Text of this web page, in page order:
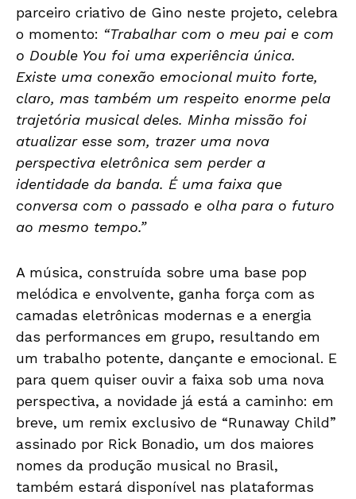
parceiro criativo de Gino neste projeto, celebra
o momento: “Trabalhar com o meu pai e com
o Double You foi uma experiência única.
Existe uma conexão emocional muito forte,
claro, mas também um respeito enorme pela
trajetória musical deles. Minha missão foi
atualizar esse som, trazer uma nova
perspectiva eletrônica sem perder a
identidade da banda. É uma faixa que
conversa com o passado e olha para o futuro
ao mesmo tempo.”
A música, construída sobre uma base pop
melódica e envolvente, ganha força com as
camadas eletrônicas modernas e a energia
das performances em grupo, resultando em
um trabalho potente, dançante e emocional. E
para quem quiser ouvir a faixa sob uma nova
perspectiva, a novidade já está a caminho: em
breve, um remix exclusivo de “Runaway Child”
assinado por Rick Bonadio, um dos maiores
nomes da produção musical no Brasil,
também estará disponível nas plataformas